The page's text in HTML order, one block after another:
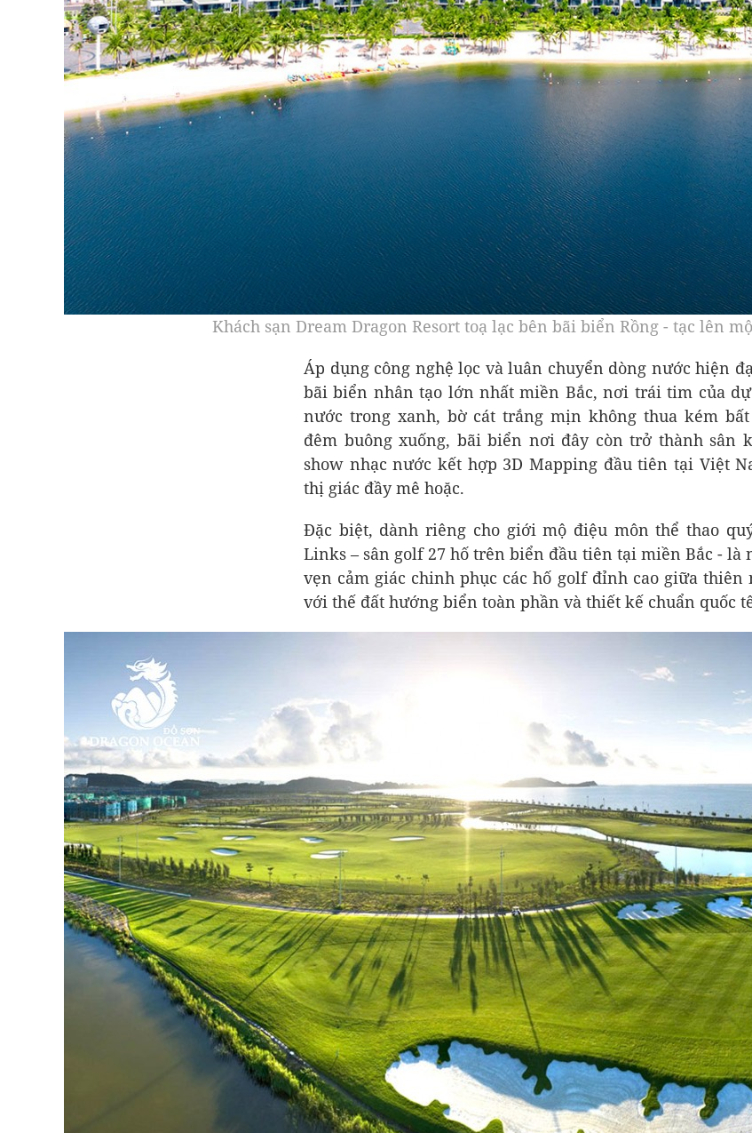
Khách sạn Dream Dragon Resort toạ lạc bên bãi biển Rồng - tạc lên
Áp dụng công nghệ lọc và luân chuyển dòng nước hiện
bãi biển nhân tạo lớn nhất miền Bắc, nơi trái tim của
nước trong xanh, bờ cát trắng mịn không thua kém
đêm buông xuống, bãi biển nơi đây còn trở thành sân
show nhạc nước kết hợp 3D Mapping đầu tiên tại Việt
thị giác đầy mê hoặc.
Đặc biệt, dành riêng cho giới mộ điệu môn thể thao
Links – sân golf 27 hố trên biển đầu tiên tại miền Bắc - là
vẹn cảm giác chinh phục các hố golf đỉnh cao giữa thiên
với thế đất hướng biển toàn phần và thiết kế chuẩn quốc